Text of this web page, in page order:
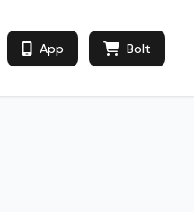
App Bolt